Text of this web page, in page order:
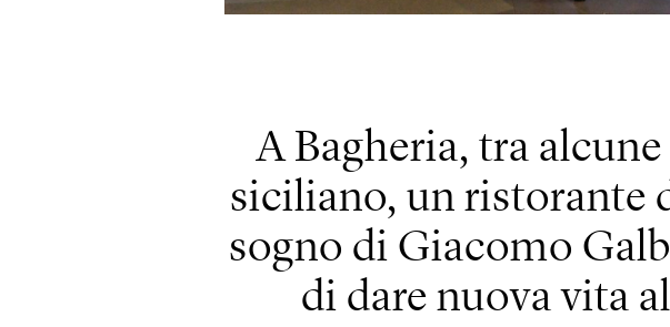
A Bagheria, tra
siciliano, un ristorante
sogno di Giacomo
di dare nuova vita